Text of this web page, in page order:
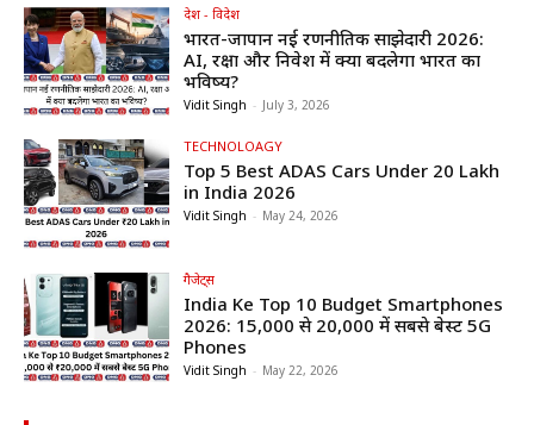
देश - विदेश
भारत-जापान नई रणनीतिक साझेदारी 2026:
AI, रक्षा और निवेश में क्या बदलेगा भारत का
भविष्य?
Vidit Singh - July 3, 2026
TECHNOLOAGY
Top 5 Best ADAS Cars Under ₹20 Lakh
in India 2026
Vidit Singh - May 24, 2026
गैजेट्स
India Ke Top 10 Budget Smartphones
2026: ₹15,000 से ₹20,000 में सबसे बेस्ट 5G
Phones
Vidit Singh - May 22, 2026